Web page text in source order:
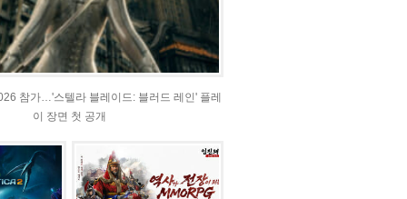
참가…'스텔라 블레이드: 블러드 레인' 플레
이 장면 첫 공개